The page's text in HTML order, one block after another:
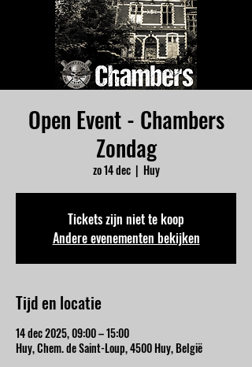
Open Event - Chambers
Zondag
zo 14 dec
  |
Huy
Tickets zijn niet te koop
Andere evenementen bekijken
Tijd en locatie
14 dec 2025, 09:00 – 15:00
Huy, Chem. de Saint-Loup, 4500 Huy, België